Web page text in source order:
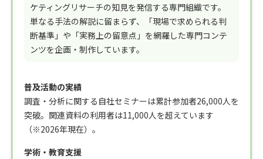
ケティングリサーチの知見を発信する専門組織です。
単なる手法の解説に留まらず、「現場で求められる判
断基準」や「実務上の留意点」を網羅した専門コンテ
ンツを企画・制作しています。
普及活動の実績
調査・分析に関する自社セミナーは累計参加者26,000人を
突破。関連資料の利用者は11,000人を超えています
（※2026年現在）。
学術・教育支援